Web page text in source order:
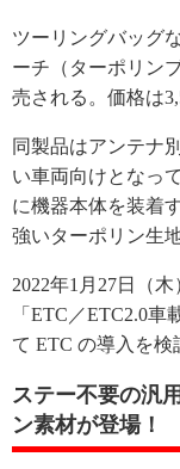
ツーリングバッグ
ーチ（ターポリン
売される。価格は
同製品はアンテナ
い車両向けとなっ
に機器本体を装着
強いターポリン生
2022年1月27日（
「ETC／ETC2.0
て ETC の導入を検
ステー不要の汎
ン素材が登場！